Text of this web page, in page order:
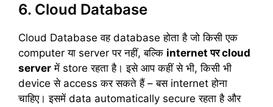
6. Cloud Database
Cloud Database वह database होता है जो किसी एक
computer या server पर नहीं, बल्कि internetपर cloud
server में store रहता है। इसे आप कहीं से भी, किसी भी
device से access कर सकते हैं – बस internet होना
चाहिए। इसमें data automatically secure रहता है और